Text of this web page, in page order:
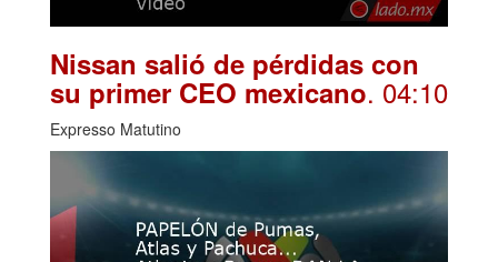
Nissan salió de pérdidas con
su primer CEO mexicano. 04:10
Expresso Matutino